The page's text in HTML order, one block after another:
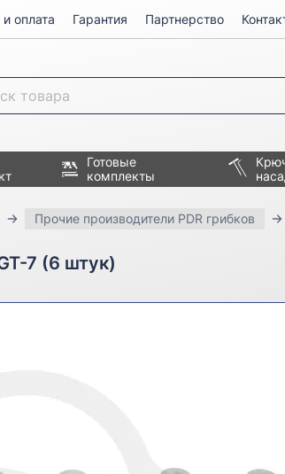
оплата Гарантия Партнерство
Готовые
комплекты
Прочие производители PDR грибков
7 (6 штук)